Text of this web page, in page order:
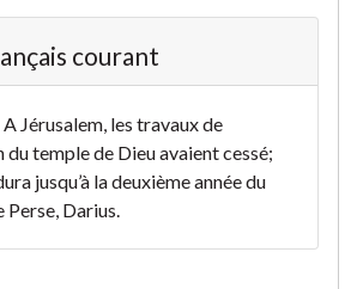
courant
A Jérusalem, les travaux de
temple de Dieu avaient cessé;
jusqu’à la deuxième année du
Perse, Darius.